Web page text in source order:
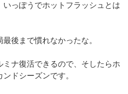
いっぽうでホットフラッシュとは
後まで慣れなかったな。
ミナ復活できるので、そしたらホ
ドシーズンです。